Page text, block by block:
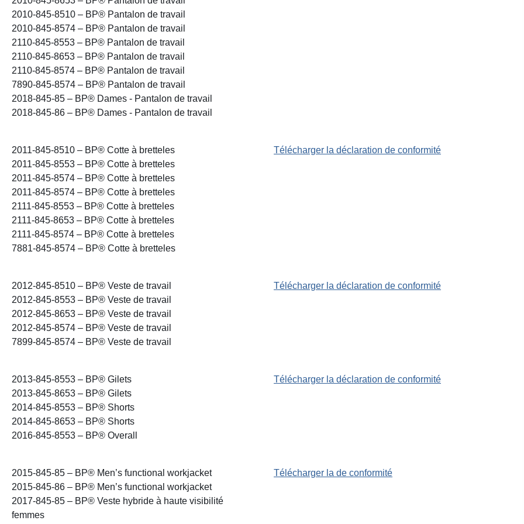
2010-845-8510 – BP® Pantalon de travail
2010-845-8574 – BP® Pantalon de travail
2110-845-8553 – BP® Pantalon de travail
2110-845-8653 – BP® Pantalon de travail
2110-845-8574 – BP® Pantalon de travail
7890-845-8574 – BP® Pantalon de travail
2018-845-85 – BP® Dames - Pantalon de travail
2018-845-86 – BP® Dames - Pantalon de travail
2011-845-8510 – BP® Cotte à bretteles
2011-845-8553 – BP® Cotte à bretteles
2011-845-8574 – BP® Cotte à bretteles
2011-845-8574 – BP® Cotte à bretteles
2111-845-8553 – BP® Cotte à bretteles
2111-845-8653 – BP® Cotte à bretteles
2111-845-8574 – BP® Cotte à bretteles
7881-845-8574 – BP® Cotte à bretteles
Télécharger la déclaration de conformité
2012-845-8510 – BP® Veste de travail
2012-845-8553 – BP® Veste de travail
2012-845-8653 – BP® Veste de travail
2012-845-8574 – BP® Veste de travail
7899-845-8574 – BP® Veste de travail
Télécharger la déclaration de conformité
2013-845-8553 – BP® Gilets
2013-845-8653 – BP® Gilets
2014-845-8553 – BP® Shorts
2014-845-8653 – BP® Shorts
2016-845-8553 – BP® Overall
Télécharger la déclaration de conformité
2015-845-85 – BP® Men’s functional workjacket
2015-845-86 – BP® Men’s functional workjacket
2017-845-85 – BP® Veste hybride à haute visibilité
femmes
Télécharger la de conformité